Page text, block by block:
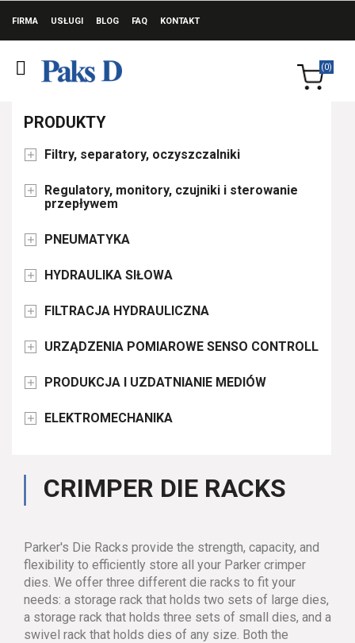
FIRMA USŁUGI BLOG FAQ KONTAKT
(0)
PRODUKTY
Filtry, separatory, oczyszczalniki

Regulatory, monitory, czujniki i sterowanie
przepływem

PNEUMATYKA

HYDRAULIKA SIŁOWA

FILTRACJA HYDRAULICZNA

URZĄDZENIA POMIAROWE SENSO CONTROLL

PRODUKCJA I UZDATNIANIE MEDIÓW

ELEKTROMECHANIKA

CRIMPER DIE RACKS
Parker's Die Racks provide the strength, capacity, and
flexibility to efficiently store all your Parker crimper
dies. We offer three different die racks to fit your
needs: a storage rack that holds two sets of large dies,
a storage rack that holds three sets of small dies, and a
swivel rack that holds dies of any size. Both the